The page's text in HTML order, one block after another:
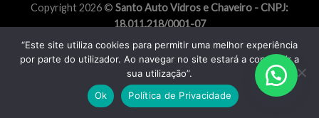
Copyright 2026 © Santo Auto Vidros e Chaveiro - CNPJ:
18.011.218/0001-07
“Este site utiliza cookies para permitir uma melhor experiência
por parte do utilizador. Ao navegar no site estará a consentir a
sua utilização”.
Ok
Política de Privacidade